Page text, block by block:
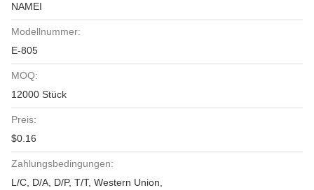
NAMEI
Modellnummer:
E-805
MOQ:
12000 Stück
Preis:
$0.16
Zahlungsbedingungen:
L/C, D/A, D/P, T/T, Western Union,